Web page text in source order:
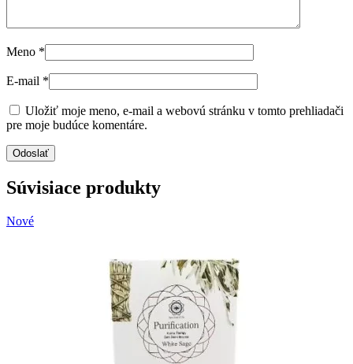
Meno *
E-mail *
Uložiť moje meno, e-mail a webovú stránku v tomto prehliadači
pre moje budúce komentáre.
Súvisiace produkty
Nové